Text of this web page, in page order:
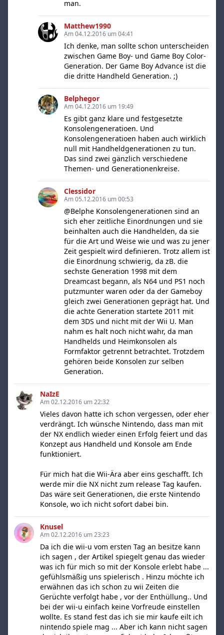
man.
Matthew1990
Am 04.12.2016 um 04:41
Ich denke, man sollte schon unterscheiden
zwischen Game Boy- und Game Boy Color-
Generation. Der Game Boy Advance ist die
die dritte Handheld Generation. ;)
Belphegor
Am 04.12.2016 um 19:49
Es gibt ganz klare und festgesetzte
Konsolengeneratioen. Und
Konsolengeneratioen haben auch wirklich
null mit Handheldgenerationen zu tun.
Das sind zwei gänzlich verschiedene
Themen- und Generationenkreise.
Clessidor
Am 05.12.2016 um 00:53
@Belphe Konsolengenerationen sind an
sich eher zeitliche Einordnungen und sie
beinhalten auch die Handhelden, da sie
für die Art und Weise wie und was zu jener
Zeit gespielt wird definieren. Trotz allem ist
die Einordnung schwierig, da zB. die
sechste Generation 1998 mit dem
Dreamcast begann, als N64 und PS1 noch
putzmunter waren oder da der Gameboy
gleich zwei Generationen geprägt hat. Und
die achte Generation startete 2011 mit
dem 3DS und nicht mit der Wii U. Man
nahm es halt noch nicht wahr, da man
Handhelds und Heimkonsolen als
Formfaktor getrennt betrachtet. Trotzdem
gehören beide Konsolen zur selben
Generation.
NaIzE
Am 02.12.2016 um 22:32
Vieles davon hatte ich schon vergessen, oder eher
verdrängt. Ich wünsche Nintendo, dass man mit
der NX endlich wieder einen Erfolg feiert und das
Konzept aus Handheld und Konsole am Ende
funktioniert.
Für mich hat die Wii-Ära aber eins geschafft. Ich
werde mir die NX nicht zum release Tag kaufen.
Das wäre seit Generationen, die erste Nintendo
Konsole, wo ich nicht sofort dabei bin.
Knusel
Am 02.12.2016 um 23:23
Da ich die wii-u vom ersten Tag an besitze kann
ich sagen , der Artikel spiegelt genau das wieder
was ich für mich so mit der Konsole erlebt habe ...
gefühlsmäßig uns spielerisch . Hinzu möchte ich
erwähnen das ich schon zu wii Zeiten die
Gerüchte verfolgt habe , vor der Enthüllung.. Und
bei der wii-u einfach keine Vorfreude einstellen
wollte. Es stand fest das ich sie mir kaufe eilt ich
nintendo spiele mag ... Aber ich kann nicht sagen